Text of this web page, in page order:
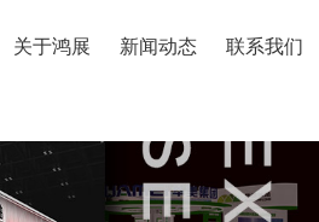
关于鸿展 新闻动态 联系我们